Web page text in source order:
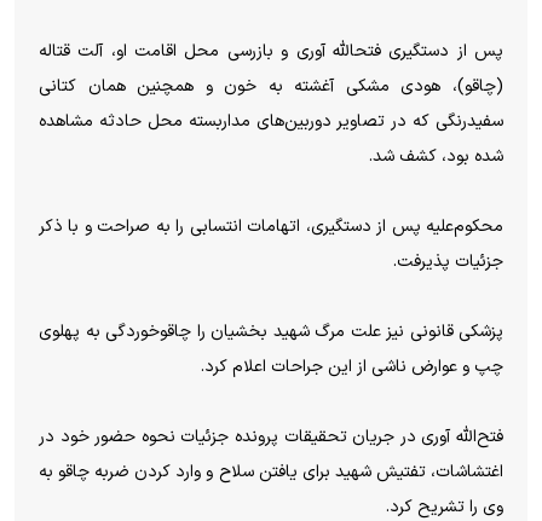
پس از دستگیری فتح‎الله آوری و بازرسی محل اقامت او، آلت قتاله
(چاقو)، هودی مشکی آغشته به خون و همچنین همان کتانی
سفیدرنگی که در تصاویر دوربین‌های مداربسته محل حادثه مشاهده
شده بود، کشف شد.
محکوم‌علیه پس از دستگیری، اتهامات انتسابی را به صراحت و با ذکر
جزئیات پذیرفت.
پزشکی قانونی نیز علت مرگ شهید بخشیان را چاقوخوردگی به پهلوی
چپ و عوارض ناشی از این جراحات اعلام کرد.
فتح‌الله آوری در جریان تحقیقات پرونده جزئیات نحوه حضور خود در
اغتشاشات، تفتیش شهید برای یافتن سلاح و وارد کردن ضربه چاقو به
وی را تشریح کرد.